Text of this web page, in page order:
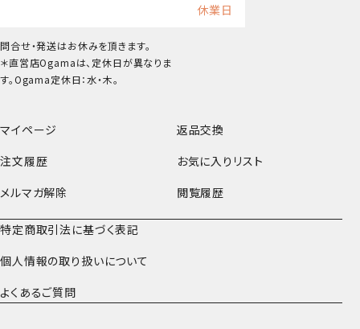
マイページ
返品交換
注文履歴
お気に入りリスト
メルマガ解除
閲覧履歴
特定商取引法に基づく表記
個人情報の取り扱いについて
よくあるご質問
休業日
問合せ・発送はお休みを頂きます。
＊直営店Ogamaは、定休日が異なりま
す。Ogama定休日：水・木。